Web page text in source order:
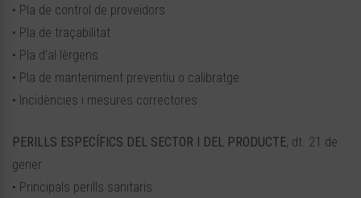
• Pla de control de proveïdors
• Pla de traçabilitat
• Pla d’al·lèrgens
• Pla de manteniment preventiu o calibratge
• Incidències i mesures correctores
PERILLS ESPECÍFICS DEL SECTOR I DEL PRODUCTE, dt. 21 de
gener
• Principals perills sanitaris